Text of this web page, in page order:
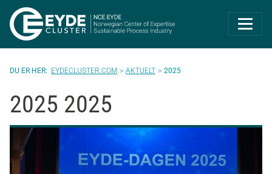
Eyde-Cluster |
EYDECLUSTER.COM AKTUELT 2025
2025 2025